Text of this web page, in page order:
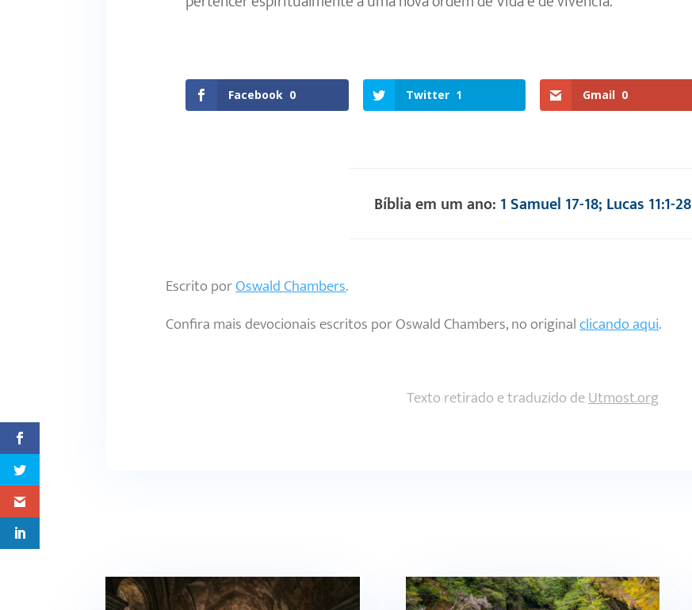
Facebook 0 Twitter 1 Gmail 0
Bíblia em um ano: 1 Samuel 17-18; Lucas 11:1-28
Escrito porOswald Chambers.
Confira mais devocionais escritos por Oswald Chambers, no originalclicando aqui.
Texto retirado e traduzido deUtmost.org